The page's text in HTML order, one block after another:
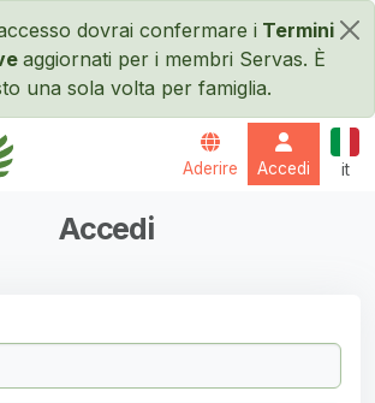
Salta al contenuto principale
×
dovrai confermare i Termini
aggiornati per i membri Servas. È
una sola volta per famiglia.
Aderire Accedi it
Accedi